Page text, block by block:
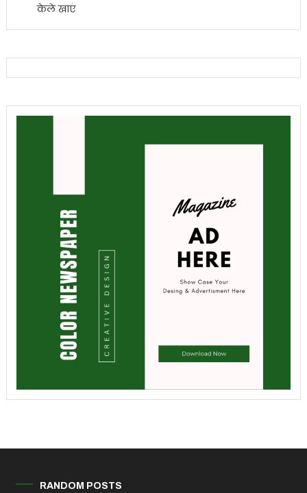
केले खाएं
RANDOM POSTS